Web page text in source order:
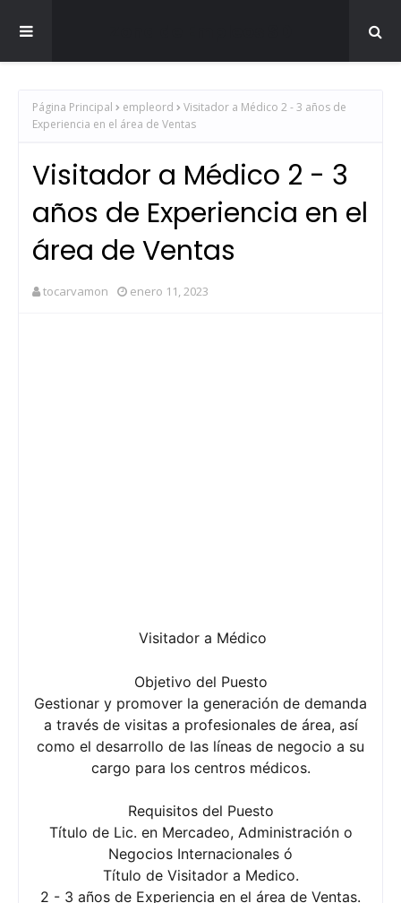
Página Principal empleord
Visitador a Médico 2 - 3 años de
Experiencia en el área de Ventas
Visitador a Médico 2 - 3
años de Experiencia en el
área de Ventas
tocarvamon enero 11, 2023
Visitador a Médico
Objetivo del Puesto
Gestionar y promover la generación de demanda
a través de visitas a profesionales de área, así
como el desarrollo de las líneas de negocio a su
cargo para los centros médicos.
Requisitos del Puesto
Título de Lic. en Mercadeo, Administración o
Negocios Internacionales ó
Título de Visitador a Medico.
2 - 3 años de Experiencia en el área de Ventas.